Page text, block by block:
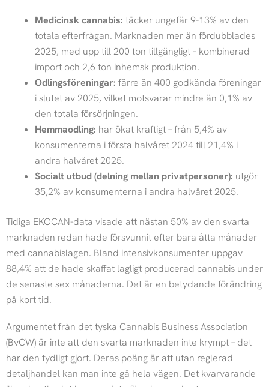
Medicinsk cannabis: täcker ungefär 9-13% av den
totala efterfrågan. Marknaden mer än fördubblades
2025, med upp till 200 ton tillgängligt – kombinerad
import och 2,6 ton inhemsk produktion.
Odlingsföreningar: färre än 400 godkända föreningar
i slutet av 2025, vilket motsvarar mindre än 0,1% av
den totala försörjningen.
Hemmaodling: har ökat kraftigt – från 5,4% av
konsumenterna i första halvåret 2024 till 21,4% i
andra halvåret 2025.
Socialt utbud (delning mellan privatpersoner): utgör
35,2% av konsumenterna i andra halvåret 2025.
Tidiga EKOCAN-data visade att nästan 50% av den svarta
marknaden redan hade försvunnit efter bara åtta månader
med cannabislagen. Bland intensivkonsumenter uppgav
88,4% att de hade skaffat lagligt producerad cannabis under
de senaste sex månaderna. Det är en betydande förändring
på kort tid.
Argumentet från det tyska Cannabis Business Association
(BvCW) är inte att den svarta marknaden inte krympt – det
har den tydligt gjort. Deras poäng är att utan reglerad
detaljhandel kan man inte gå hela vägen. Det kvarvarande